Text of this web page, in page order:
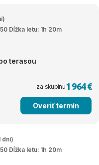
Dĺžka letu: 1h 20m
terasou
za skupinu1 964 €
Overiť termín
dní)
Dĺžka letu: 1h 20m